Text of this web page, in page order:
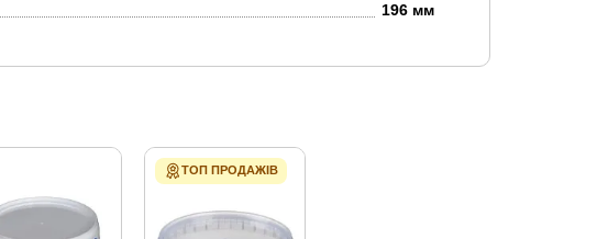
196 мм
ТОП ПРОДАЖІВ